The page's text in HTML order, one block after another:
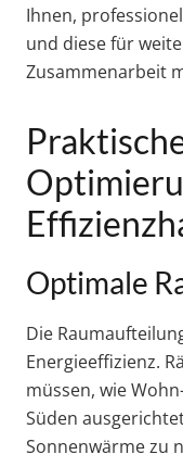
Ihnen,
und diese für
Zusammenarbeit
Optimale
Die
Energieeffizienz.
müssen, wie
Süden
Sonnenwärme zu